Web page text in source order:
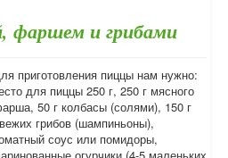
фаршем и грибами
приготовления пиццы нам нужно:
для пиццы 250 г, 250 г мясного
50 г колбасы (солями), 150 г
грибов (шампиньоны),
соус или помидоры,